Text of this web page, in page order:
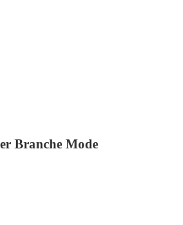
Branche Mode